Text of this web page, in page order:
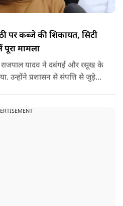
पर कब्जे की शिकायत, सिटी
पूरा मामला
राजपाल यादव ने दबंगई और रसूख के
उन्होंने प्रशासन से संपत्ति से जुड़े